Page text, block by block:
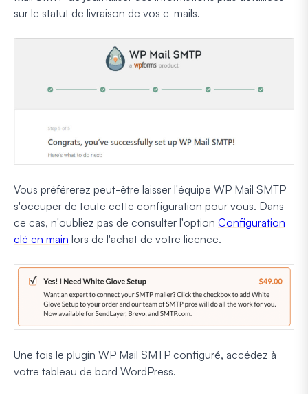
sur le statut de livraison de vos e-mails.
Vous préférerez peut-être laisser l'équipe WP Mail SMTP
s'occuper de toute cette configuration pour vous. Dans
ce cas, n'oubliez pas de consulter l'option Configuration
clé en main lors de l'achat de votre licence.
Une fois le plugin WP Mail SMTP configuré, accédez à
votre tableau de bord WordPress.